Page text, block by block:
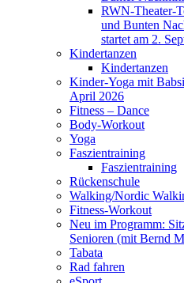
RWN-Theater-
und Bunten
startet am 2.
Kindertanzen
Kindertanzen
Kinder-Yoga mit
April 2026
Fitness – Dance
Body-Workout
Yoga
Faszientraining
Faszientraining
Rückenschule
Walking/Nordic
Fitness-Workout
Neu im Programm:
Senioren (mit Bernd
Tabata
Rad fahren